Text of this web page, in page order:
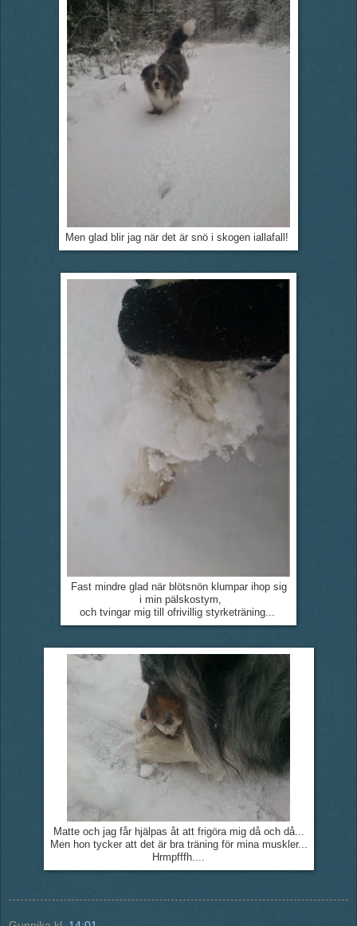
Men glad blir jag när det är snö i skogen iallafall!
Fast mindre glad när blötsnön klumpar ihop sig
i min pälskostym,
och tvingar mig till ofrivillig styrketräning...
Matte och jag får hjälpas åt att frigöra mig då och då...
Men hon tycker att det är bra träning för mina muskler...
Hrmpfffh....